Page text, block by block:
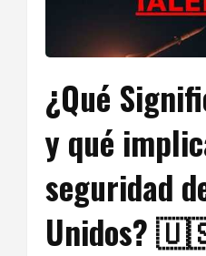
¿Qué
y qué
seguridad
Unidos?